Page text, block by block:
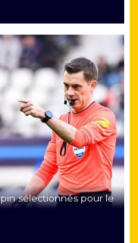
sélectionnés pour le